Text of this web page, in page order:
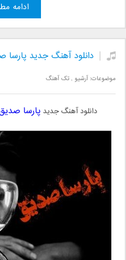
ادامه
دانلود آهنگ جدید پارسا
موضوعات:آرشیو ,تک آهنگ
دانلود آهنگ جدید پارسا